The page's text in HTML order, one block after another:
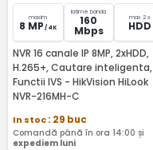
maxim
8 MP / 4K
latime banda
160
Mbps
max 2 x
HDD
NVR 16 canale IP 8MP, 2xHDD,
H.265+, Cautare inteligenta,
Functii IVS - HikVision HiLook
NVR-216MH-C
In stoc: 29 buc
Comandă până în ora 14:00 și
expediem luni